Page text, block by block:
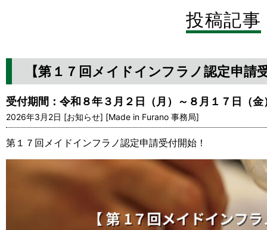
投稿記事
【第１７回メイドインフラノ認定申請
受付期間：令和８年３月２日（月）～８月１７日（金
2026年3月2日 [お知らせ] [Made in Furano 事務局]
第１７回メイドインフラノ認定申請受付開始！